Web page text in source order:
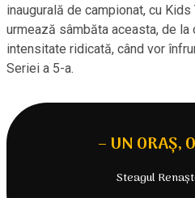
inaugurală de campionat, cu
urmează sâmbăta aceasta, de la
intensitate ridicată, când vor
Seriei a 5-a.
– UN ORAȘ,
Steagul